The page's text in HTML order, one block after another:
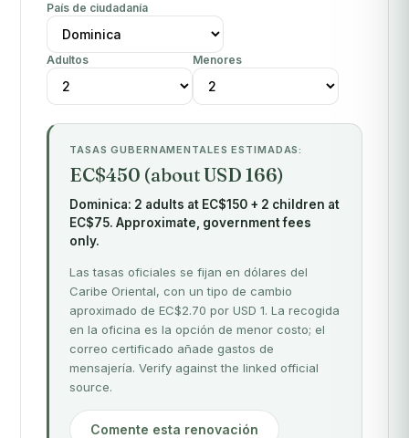
País de ciudadanía
Adultos Menores
TASAS GUBERNAMENTALES ESTIMADAS:
EC$450 (about USD 166)
Dominica: 2 adults at EC$150 + 2 children at
EC$75. Approximate, government fees
only.
Las tasas oficiales se fijan en dólares del
Caribe Oriental, con un tipo de cambio
aproximado de EC$2.70 por USD 1. La recogida
en la oficina es la opción de menor costo; el
correo certificado añade gastos de
mensajería. Verify against the linked official
source.
Comente esta renovación